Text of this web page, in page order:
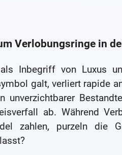
Verlobungsringe in
Inbegriff von Luxus
galt, verliert rapide
unverzichtbarer
ab. Während
zahlen, purzeln die